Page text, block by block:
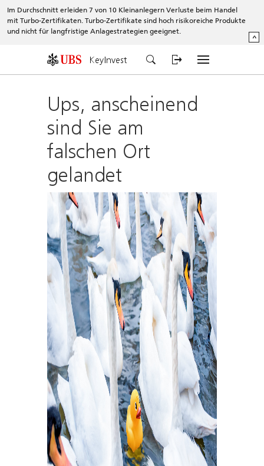
Im Durchschnitt erleiden 7 von 10 Kleinanlegern Verluste beim Handel
mit Turbo-Zertifikaten. Turbo-Zertifikate sind hoch risikoreiche Produkte
und nicht für langfristige Anlagestrategien geeignet.
^
KeyInvest
Ups, anscheinend
sind Sie am
falschen Ort
gelandet